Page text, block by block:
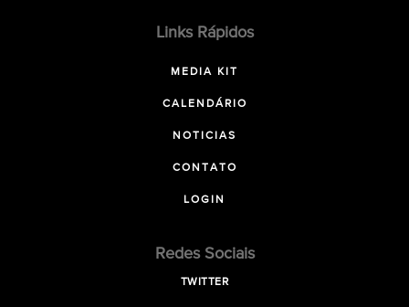
Links Rápidos
MEDIA KIT
CALENDÁRIO
NOTICIAS
CONTATO
LOGIN
Redes Sociais
TWITTER